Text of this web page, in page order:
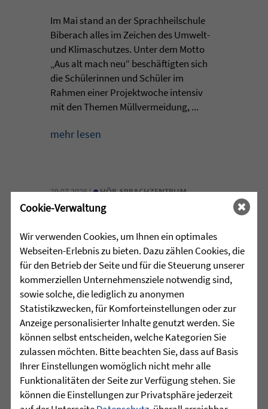
Im Mai stand an der Sprachheilschule
Biberach alles im Zeichen des Umwelt-
und Klimaschutzes. Unter dem Motto
„Aus alt mach neu“ beschäftigten sich
die Schülerinnen und Schüler im
Rahmen einer Projektwoche intensiv
mit den Themen Müllvermeidung, ...
mehr lesen
29.07.2026 |•HÖR-SPRACHZENTRUM
Rechenmäuse - auf geht´s in
die Schulzeit
Am Mittwoch, 27.07.26 verabschiedete
das Team des Schulkindergartens der
Leopoldschule in Altshausen die
Vorschüler mit einer bunten und
emotionalen ...
mehr lesen
Cookie-Verwaltung
Wir verwenden Cookies, um Ihnen ein optimales
Webseiten-Erlebnis zu bieten. Dazu zählen Cookies, die
für den Betrieb der Seite und für die Steuerung unserer
kommerziellen Unternehmensziele notwendig sind,
sowie solche, die lediglich zu anonymen
Statistikzwecken, für Komforteinstellungen oder zur
Anzeige personalisierter Inhalte genutzt werden. Sie
können selbst entscheiden, welche Kategorien Sie
zulassen möchten. Bitte beachten Sie, dass auf Basis
Ihrer Einstellungen womöglich nicht mehr alle
Funktionalitäten der Seite zur Verfügung stehen. Sie
können die Einstellungen zur Privatsphäre jederzeit